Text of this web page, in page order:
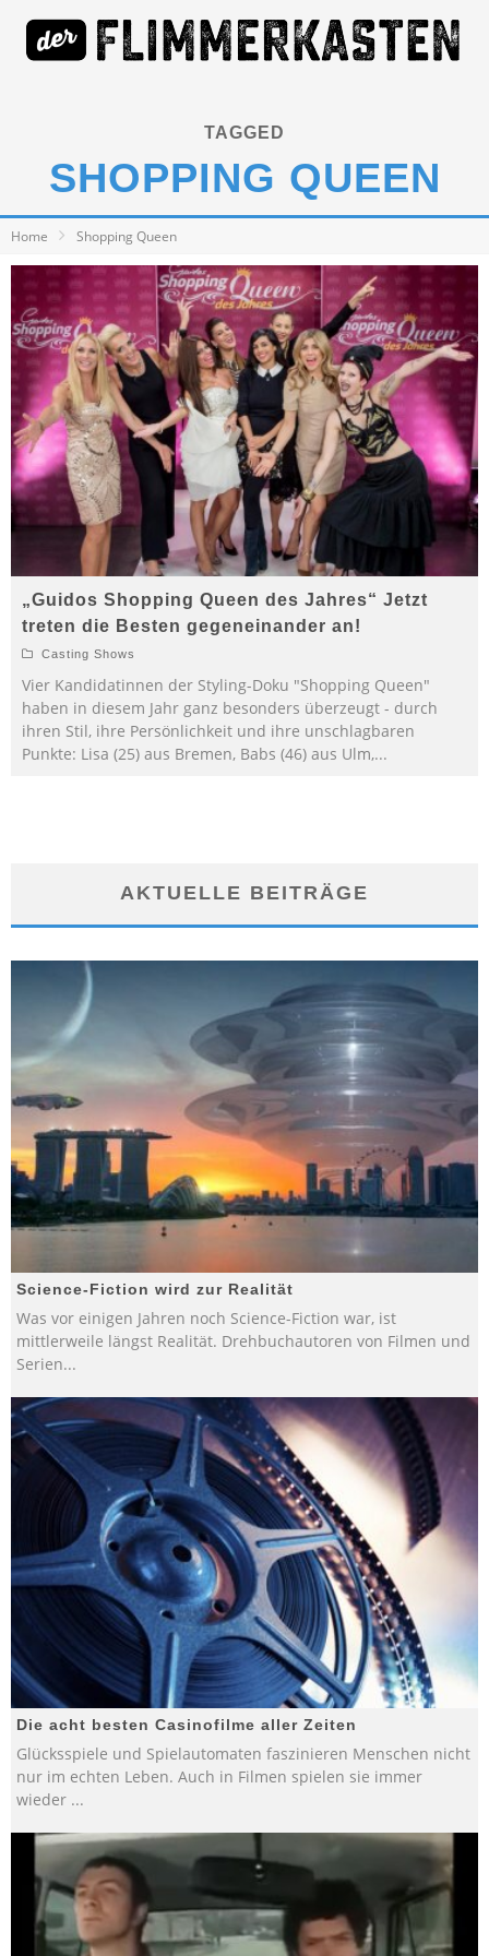
TAGGED
SHOPPING QUEEN
Home Shopping Queen
„Guidos Shopping Queen des Jahres“ Jetzt
treten die Besten gegeneinander an!
Casting Shows
Vier Kandidatinnen der Styling-Doku "Shopping Queen"
haben in diesem Jahr ganz besonders überzeugt - durch
ihren Stil, ihre Persönlichkeit und ihre unschlagbaren
Punkte: Lisa (25) aus Bremen, Babs (46) aus Ulm,...
AKTUELLE BEITRÄGE
Science-Fiction wird zur Realität
Was vor einigen Jahren noch Science-Fiction war, ist
mittlerweile längst Realität. Drehbuchautoren von Filmen und
Serien...
Die acht besten Casinofilme aller Zeiten
Glücksspiele und Spielautomaten faszinieren Menschen nicht
nur im echten Leben. Auch in Filmen spielen sie immer
wieder ...